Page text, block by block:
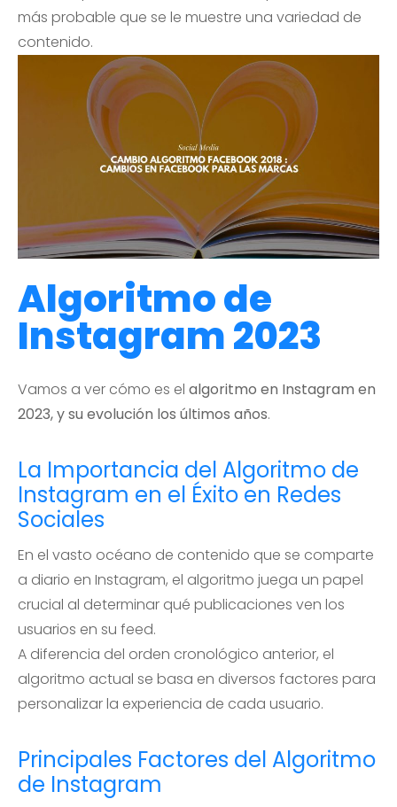
más probable que se le muestre una variedad de
contenido.
Algoritmo de
Instagram 2023
Vamos a ver cómo es el algoritmo en Instagram en
2023, y su evolución los últimos años.
La Importancia del Algoritmo de
Instagram en el Éxito en Redes
Sociales
En el vasto océano de contenido que se comparte
a diario en Instagram, el algoritmo juega un papel
crucial al determinar qué publicaciones ven los
usuarios en su feed.
A diferencia del orden cronológico anterior, el
algoritmo actual se basa en diversos factores para
personalizar la experiencia de cada usuario.
Principales Factores del Algoritmo
de Instagram